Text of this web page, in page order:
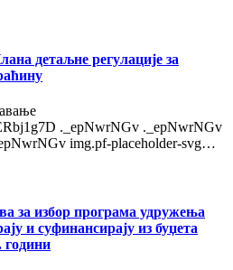
детаљне регулације за
._epNwrNGv ._epNwrNGv
img.pf-placeholder-svg…
за избор програма удружења
и суфинансирају из буџета
години